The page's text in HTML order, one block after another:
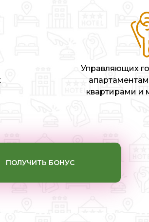
Управляющих
квартирами и
ПОЛУЧИТЬ БОНУС